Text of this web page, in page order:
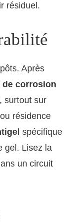
résiduel.
Après
corrosion
surtout sur
résidence
spécifique
gel. Lisez la
un circuit